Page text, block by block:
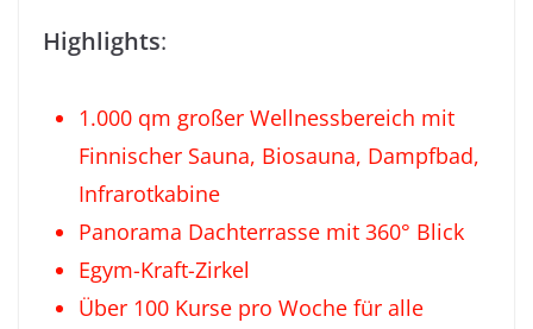
Highlights:
1.000 qm großer Wellnessbereich mit
Finnischer Sauna, Biosauna, Dampfbad,
Infrarotkabine
Panorama Dachterrasse mit 360° Blick
Egym-Kraft-Zirkel
Über 100 Kurse pro Woche für alle